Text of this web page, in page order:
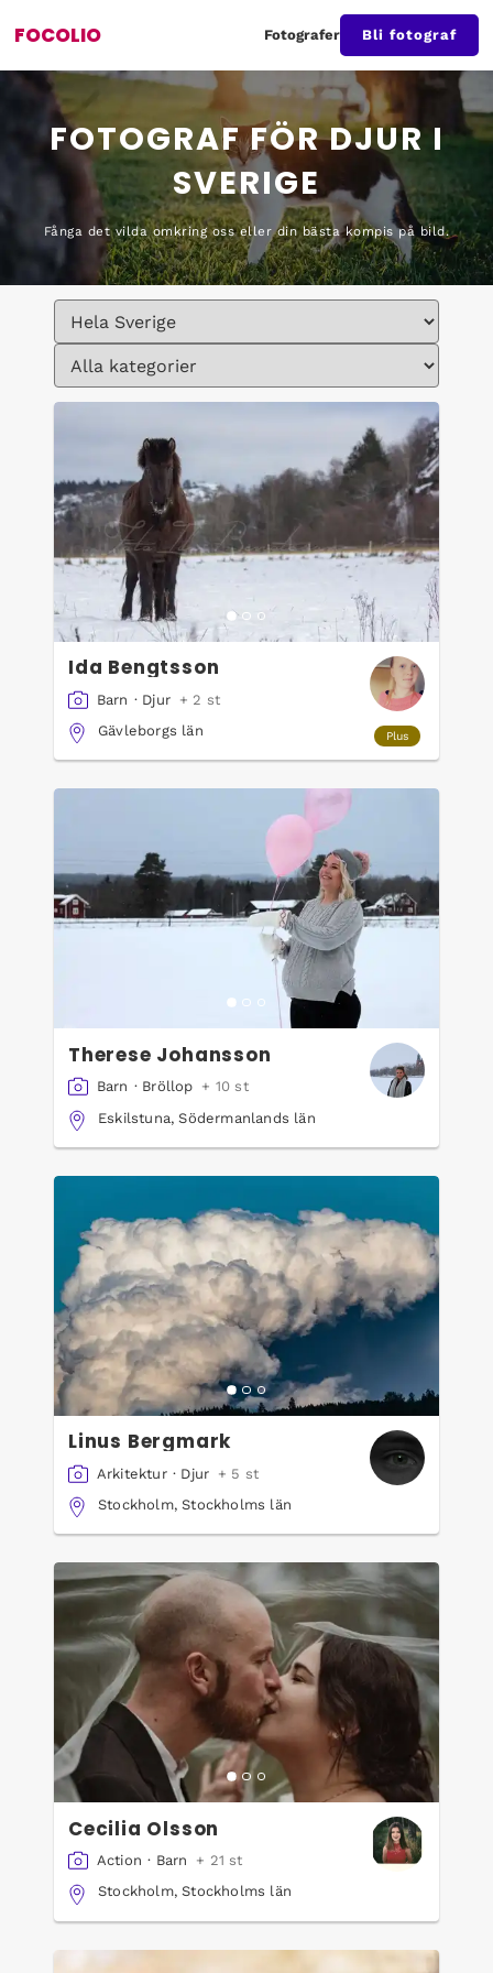
FOCOLIO Fotografer Bli fotograf
FOTOGRAF FÖR DJUR I
SVERIGE
Fånga det vilda omkring oss eller din bästa kompis på bild.
Ida Bengtsson
Barn · Djur + 2 st
Gävleborgs län
Plus
Therese Johansson
Barn · Bröllop + 10 st
Eskilstuna, Södermanlands län
Linus Bergmark
Arkitektur · Djur + 5 st
Stockholm, Stockholms län
Cecilia Olsson
Action · Barn
+ 21 st
Stockholm, Stockholms län